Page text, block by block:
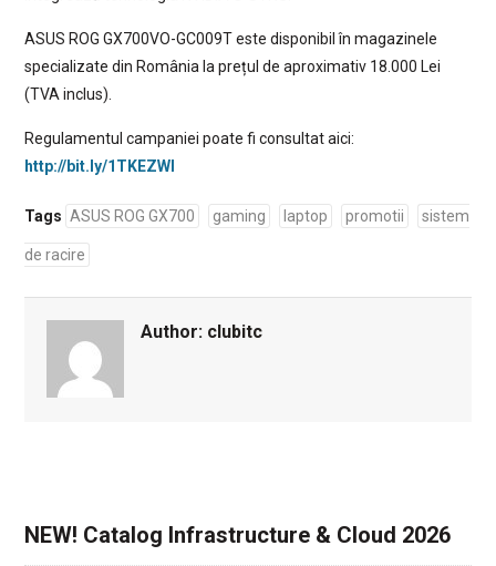
ASUS ROG GX700VO-GC009T este disponibil în magazinele
specializate din România la prețul de aproximativ 18.000 Lei
(TVA inclus).
Regulamentul campaniei poate fi consultat aici:
http://bit.ly/1TKEZWI
Tags ASUS ROG GX700 gaming laptop promotii sistem
de racire
Author: clubitc
NEW! Catalog Infrastructure & Cloud 2026